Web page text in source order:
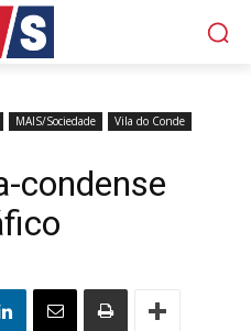
MAIS/Sociedade
Vila do Conde
condense